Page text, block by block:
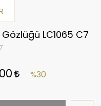
LC1065 C7
%30